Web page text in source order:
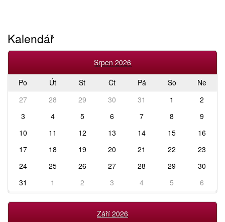
Kalendář
Srpen 2026
Po
Út St Čt Pá So
Ne
27
28 29 30 31 1
2
3
4 5 6 7 8
9
10
11 12 13 14 15
16
17
18 19 20 21 22
23
24
25 26 27 28 29
30
31
1 2 3 4 5 6
Září 2026